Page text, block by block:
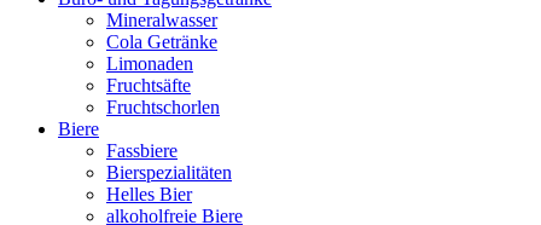
Mineralwasser
Cola Getränke
Limonaden
Fruchtsäfte
Fruchtschorlen
Biere
Fassbiere
Bierspezialitäten
Helles Bier
alkoholfreie Biere